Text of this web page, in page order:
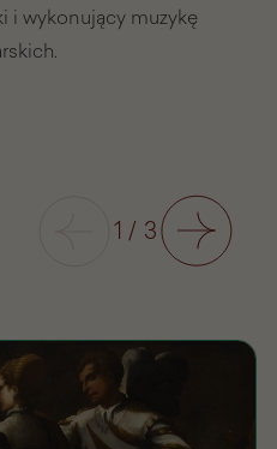
i wykonujący muzykę
1 / 3 Następny